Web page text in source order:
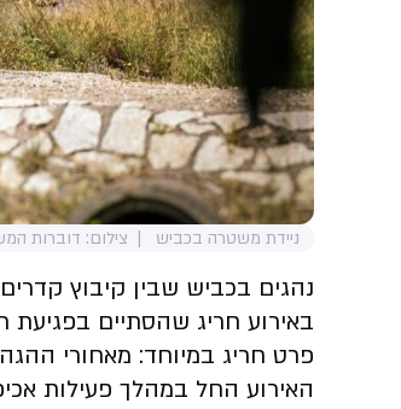
ניידת משטרה בכביש צילום: דוברות
נהגים בכביש שבין קיבוץ
באירוע חריג שהסתיים
פרט חריג במיוחד: מאחורי ההגה
האירוע החל במהלך פעילות